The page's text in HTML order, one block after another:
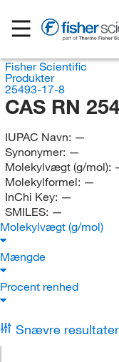
Fisher Scientific
Produkter
25493-17-8
CAS RN
IUPAC Navn: —
Synonymer: —
Molekylvægt (g/mol):
Molekylformel: —
InChi Key: —
SMILES: —
Molekylvægt (g/mol)
Mængde
Procent renhed
Snævre resultater